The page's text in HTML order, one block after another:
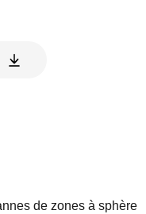
de zones à sphère